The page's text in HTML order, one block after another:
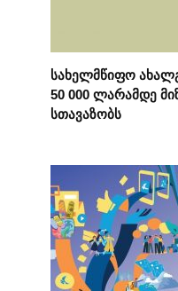
სახელმწიფო
50 000 ლარამდე
სთავაზობს